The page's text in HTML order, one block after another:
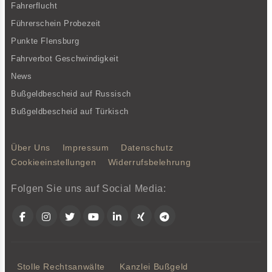
Fahrerflucht
Führerschein Probezeit
Punkte Flensburg
Fahrverbot Geschwindigkeit
News
Bußgeldbescheid auf Russisch
Bußgeldbescheid auf Türkisch
Über Uns Impressum
Datenschutz
Cookieeinstellungen
Widerrufsbelehrung
Folgen Sie uns auf Social Media:
Stolle Rechtsanwälte Kanzlei Bußgeld